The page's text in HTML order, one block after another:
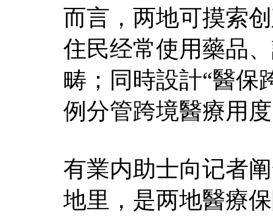
而言，两地可摸索
住民经常使用藥品
畴；同時設計“醫保
例分管跨境醫療用
有業内助士向记者
地里，是两地醫療